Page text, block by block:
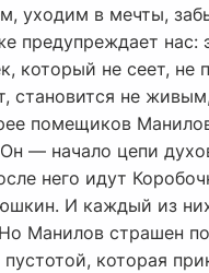
уходим в мечты,
предупреждает нас:
который не сеет, не
становится не
помещиков
— начало цепи
него идут
И каждый из
Манилов страшен
которая